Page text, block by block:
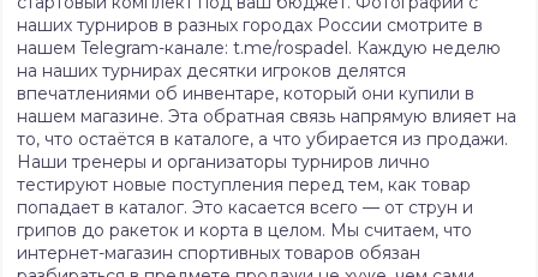
наших турниров в разных городах России смотрите в
нашем Telegram-канале: t.me/rospadel. Каждую неделю
на наших турнирах десятки игроков делятся
впечатлениями об инвентаре, который они купили в
нашем магазине. Эта обратная связь напрямую влияет на
то, что остаётся в каталоге, а что убирается из продажи.
Наши тренеры и организаторы турниров лично
тестируют новые поступления перед тем, как товар
попадает в каталог. Это касается всего — от струн и
грипов до ракеток и корта в целом. Мы считаем, что
интернет-магазин спортивных товаров обязан